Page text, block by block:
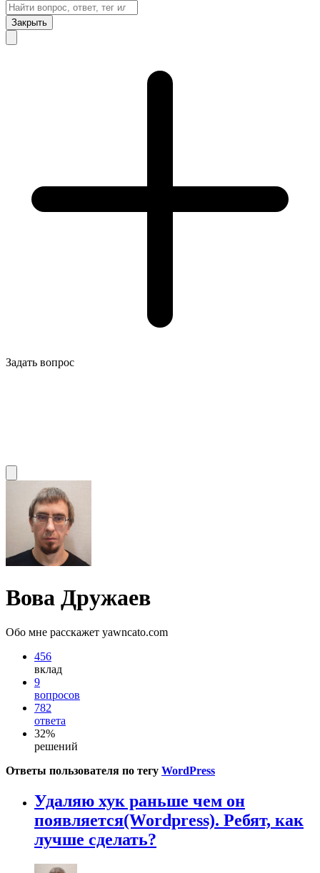
Закрыть
Задать вопрос
Вова Дружаев
Обо мне расскажет yawncato.com
456
вклад
9
вопросов
782
ответа
32%
решений
Ответы пользователя по тегу WordPress
Удаляю хук раньше чем он
появляется(Wordpress). Ребят, как
лучше сделать?